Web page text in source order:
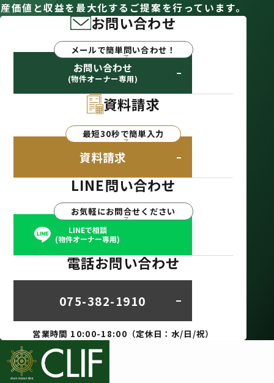
産価値と収益を最大化するご提案を行っています。
お問い合わせ
メールで簡単問い合わせ！
お問い合わせ
(物件オーナー専用)
資料請求
最短30秒で簡単入力
資料請求
LINE問い合わせ
お気軽にお問合せください
LINEで相談
(物件オーナー専用)
電話お問い合わせ
075-382-1910
営業時間 10:00-18:00（定休日：水/日/祝）